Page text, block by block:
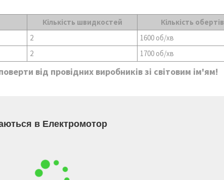
Кількість швидкостей
Кількість обертів
2
1600 об/хв
2 1700 об/хв
від провідних виробників зі світовим ім'ям!
в Електромотор